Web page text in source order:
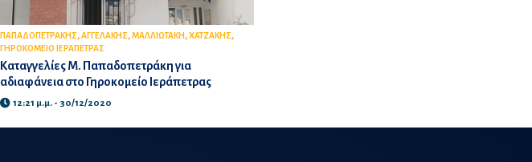
ΠΑΠΑΔΟΠΕΤΡΑΚΗΣ,ΑΓΓΕΛΑΚΗΣ,ΜΑΛΛΙΩΤΑΚΗ,ΧΑΤΖΑΚΗΣ,
ΓΗΡΟΚΟΜΕΙΟ ΙΕΡΑΠΕΤΡΑΣ
Καταγγελίες Μ. Παπαδοπετράκη για
αδιαφάνεια στο Γηροκομείο Ιεράπετρας
12:21 μ.μ. - 30/12/2020